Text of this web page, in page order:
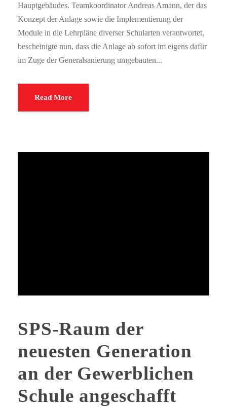
Hauptgebäudes. Teamkoordinator Andreas Amann, der das
Konzept der Anlage sowie die Implementierung der
Module in die Lehrpläne diverser Schularten verantwortet,
bescheinigte nun, dass die Anlage ab sofort im eigens dafür
im Zuge der Generalsanierung umgebauten...
Read More
SPS-Raum der
neuesten Generation
an der Gewerblichen
Schule angeschafft